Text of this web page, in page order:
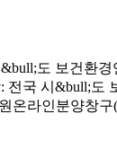
도 보건환
국 시&bull;도
온라인분양